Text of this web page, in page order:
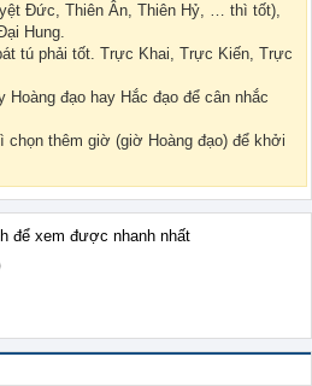
Đức, Thiên Ân, Thiên Hỷ, … thì tốt),
Hung.
tú phải tốt. Trực Khai, Trực Kiến, Trực
Hoàng đạo hay Hắc đạo để cân nhắc
chọn thêm giờ (giờ Hoàng đạo) để khởi
để xem được nhanh nhất